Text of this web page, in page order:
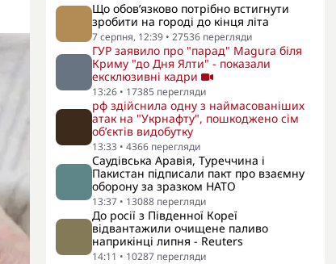
Що обов’язково потрібно встигнути
зробити на городі до кінця літа
7 серпня, 12:39 • 27536 перегляди
ГУР заявило про "парад" Magura біля
Криму "до Дня Ялти" - показали
ексклюзивні кадри
13:26 • 17385 перегляди
рф здійснила одну з наймасованіших
атак на "Укрнафту", пошкоджено сім
об’єктів видобутку
13:33 • 4366 перегляди
Саудівська Аравія, Туреччина і
Пакистан підписали пакт про взаємну
оборону за зразком НАТО
13:37 • 13088 перегляди
До росії з Південної Кореї
відвантажили очищене паливо
наприкінці липня - Reuters
14:11 • 10287 перегляди